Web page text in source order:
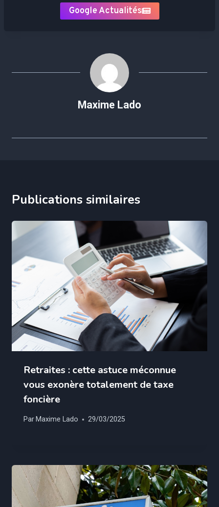
Google Actualités
Maxime Lado
Publications similaires
Retraites : cette astuce méconnue
vous exonère totalement de taxe
foncière
Par Maxime Lado 29/03/2025